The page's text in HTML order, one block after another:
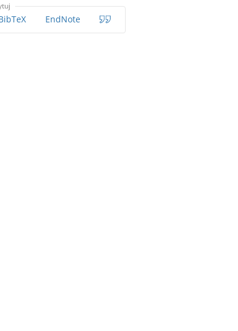
EndNote